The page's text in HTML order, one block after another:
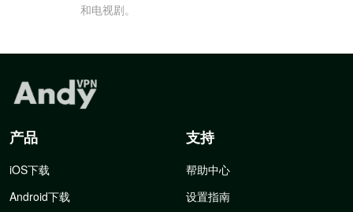
和电视剧。
产品
iOS下载
Android下载
支持
帮助中心
设置指南